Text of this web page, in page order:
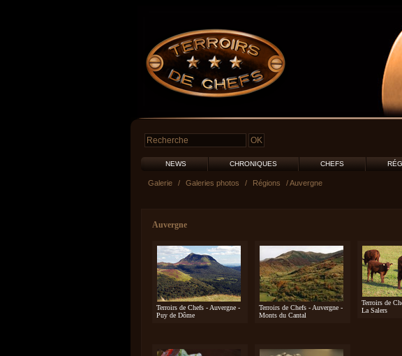
NEWS CHRONIQUES CHEFS
Galerie / Galeries photos / Régions / Auvergne
Auvergne
Terroirs de Chefs - Auvergne -
Puy de Dôme
Terroirs de Chefs - Auvergne -
Monts du Cantal
Terroirs de
La Salers